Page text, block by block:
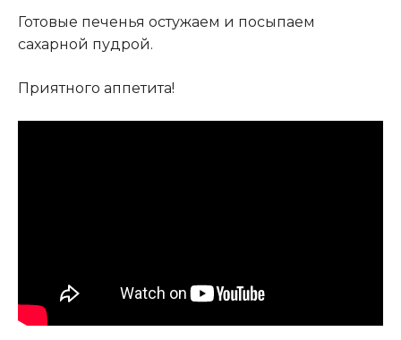
Готовые печенья остужаем и посыпаем
сахарной пудрой.
Приятного аппетита!